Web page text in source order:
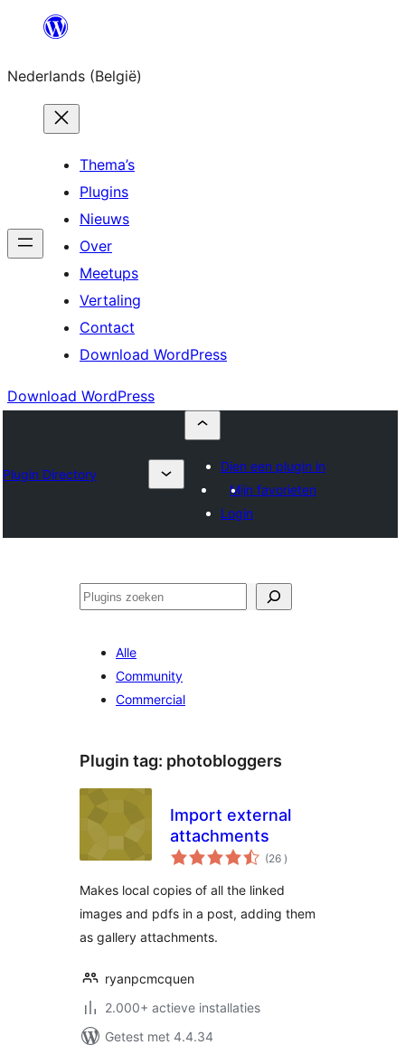
Spring
de
inhoud
Nederlands (België)
Thema’s
Plugins
Nieuws
Over
Meetups
Vertaling
Contact
Download WordPress
Download WordPress
Plugin Directory
Dien een plugin in
Mijn favorieten
Login
Zoeken
Alle
Community
Commercial
Plugin tag: photobloggers
Import external
attachments
(26 aantal
beoordelingen
)
Makes local copies of all the linked
images and pdfs in a post, adding them
as gallery attachments.
ryanpcmcquen
2.000+ actieve installaties
Getest met 4.4.34